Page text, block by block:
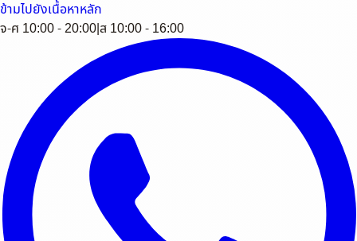
ข้ามไปยังเนื้อหาหลัก
จ-ศ 10:00 - 20:00|ส 10:00 - 16:00